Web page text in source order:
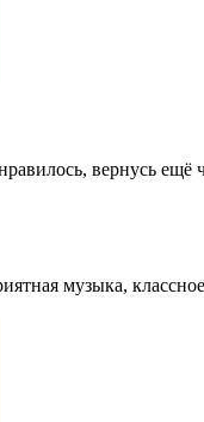
вернусь ещё
музыка,